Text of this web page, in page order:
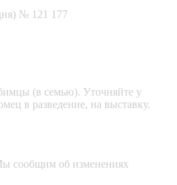
№ 121 177
(в семью). Уточняйте у
в разведение, на выставку.
сообщим об изменениях